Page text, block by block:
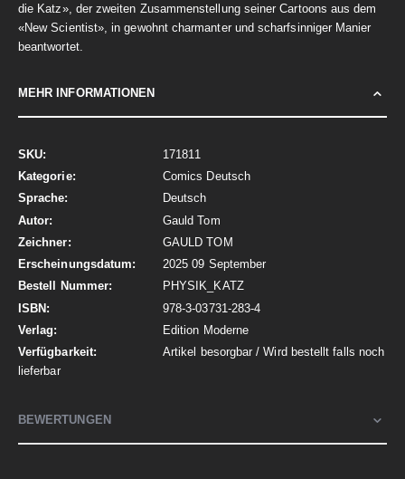
die Katz», der zweiten Zusammenstellung seiner Cartoons aus dem
«New Scientist», in gewohnt charmanter und scharfsinniger Manier
beantwortet.
MEHR INFORMATIONEN
Mehr
Informationen
171811
Comics Deutsch
Deutsch
Gauld Tom
GAULD TOM
2025 09 September
PHYSIK_KATZ
978-3-03731-283-4
Edition Moderne
Artikel besorgbar / Wird bestellt falls noch
lieferbar
BEWERTUNGEN